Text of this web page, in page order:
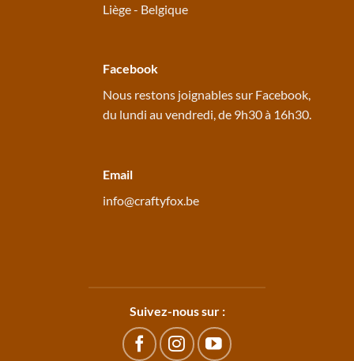
Liège - Belgique
Facebook
Nous restons joignables sur Facebook,
du lundi au vendredi, de 9h30 à 16h30.
Email
info@craftyfox.be
Suivez-nous sur :